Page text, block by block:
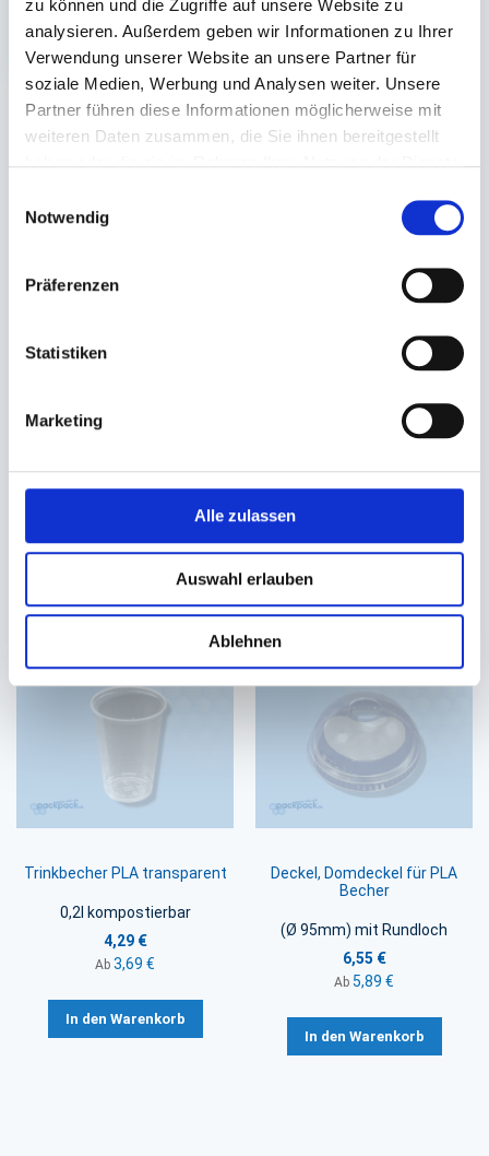
zu können und die Zugriffe auf unsere Website zu
analysieren. Außerdem geben wir Informationen zu Ihrer
Verwendung unserer Website an unsere Partner für
soziale Medien, Werbung und Analysen weiter. Unsere
Partner führen diese Informationen möglicherweise mit
weiteren Daten zusammen, die Sie ihnen bereitgestellt
Notwendig
Präferenzen
Statistiken
Marketing
Alle zulassen
Auswahl erlauben
Ablehnen
3,59 € In den Warenkorb
Trinkbecher, Pappe 'Coffee to
0,1l Ø 62mm
Ab 1,01 €
Deckel für Coffee-To-Go
PS schwarz (Ø 90mm) 0,3l &
Trinkbecher PLA transparent
0,2l kompostierbar
4,29 €
Ab 3,69 €
In den Warenkorb
Deckel, Domdeckel für PLA
Becher
(Ø 95mm) mit Rundloch
6,55 €
Ab 5,89 €
In den Warenkorb